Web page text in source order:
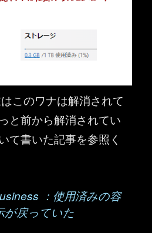
このワナは解消されて
と前から解消されてい
て書いた記事を参照く
：使用済みの容
が戻っていた